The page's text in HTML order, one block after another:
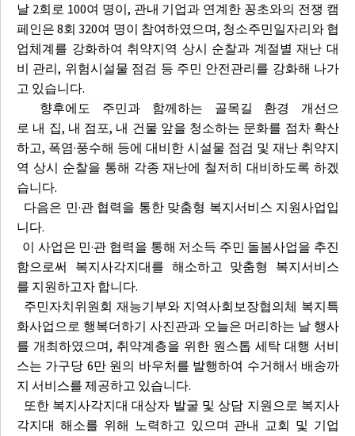
날 2회로 100여 명이, 관내 기업과 연계한 꽁초와의 전쟁 캠
페인은 8회 320여 명이 참여하였으며, 청소주민일자리와 협
업체계를 강화하여 취약지역 상시 순찰과 계절별 재난 대
비 관리, 위험시설물 점검 등 주민 안전관리를 강화해 나가
고 있습니다.
향후에도 주민과 함께하는 골목길 환경 개선으
로 내 집, 내 점포, 내 건물 앞을 청소하는 문화를 점차 확산
하고, 폭염·풍수해 등에 대비한 시설물 점검 및 재난 취약지
역 상시 순찰을 통해 각종 재난에 철저히 대비하도록 하겠
습니다.
다음은 민·관 협력을 통한 맞춤형 복지서비스 지원사업입
니다.
이 사업은 민·관 협력을 통해 저소득 주민 돌봄사업을 추진
함으로써 복지사각지대를 해소하고 맞춤형 복지서비스
를 지원하고자 합니다.
주민자치위원회 재능기부와 지역사회보장협의체 복지특
화사업으로 행복더하기 사진관과 오늘은 머리하는 날 행사
를 개최하였으며, 취약계층을 위한 원스톱 세탁 대행 서비
스는 가구당 6만 원의 바우처를 발행하여 수거해서 배송까
지 서비스를 제공하고 있습니다.
또한 복지사각지대 대상자 발굴 및 상담 지원으로 복지사
각지대 해소를 위해 노력하고 있으며 관내 교회 및 기업